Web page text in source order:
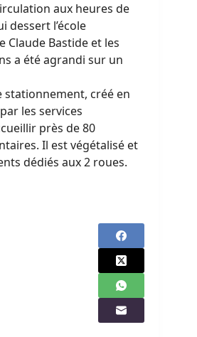
aux heures de
dessert l’école
Claude Bastide et les
a été agrandi sur un
stationnement, créé en
les services
près de 80
Il est végétalisé et
dédiés aux 2 roues.